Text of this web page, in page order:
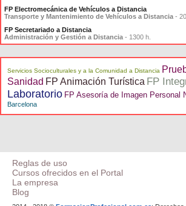
FP Electromecánica de Vehículos a Distancia
Transporte y Mantenimiento de Vehículos a Distancia -
FP Secretariado a Distancia
Administración y Gestión a Distancia - 1300 h.
Servicios Socioculturales y a la Comunidad a Distancia
Sanidad FP Animación Turística FP
Laboratorio FP Asesoría de Imagen Personal
Barcelona
Reglas de uso
Cursos ofrecidos en el Portal
La empresa
Blog